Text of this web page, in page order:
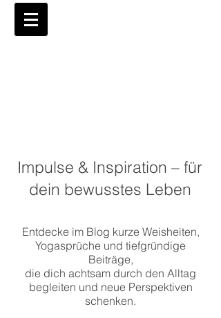
Impulse & Inspiration – für
dein bewusstes Leben
Entdecke im Blog kurze Weisheiten,
Yogasprüche und tiefgründige
Beiträge,
die dich achtsam durch den Alltag
begleiten und neue Perspektiven
schenken.